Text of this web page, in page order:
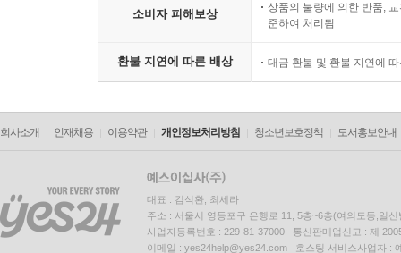
소비자 피해보상
상품의 불량에 의한 반품,
준하여 처리됨
환불 지연에 따른 배상 대금 환불 및 환불 지연에
회사소개 인재채용 이용약관 개인정보처리방침 청소년보호정책 도서홍보안내
대표 : 김석환, 최세라
주소 : 서울시 영등포구 은행로 11, 5층~6층(여의도동,일신
사업자등록번호 : 229-81-37000 통신판매업신고 : 제
이메일 : yes24help@yes24.com 호스팅 서비스사업자 :